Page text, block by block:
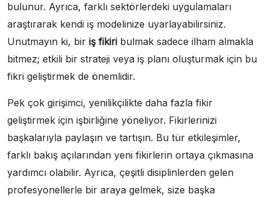
bulunur. Ayrıca, farklı sektörlerdeki uygulamaları
araştırarak kendi iş modelinize uyarlayabilirsiniz.
Unutmayın ki, bir iş fikiri bulmak sadece ilham almakla
bitmez; etkili bir strateji veya iş planı oluşturmak için bu
fikri geliştirmek de önemlidir.
Pek çok girişimci, yenilikçilikte daha fazla fikir
geliştirmek için işbirliğine yöneliyor. Fikirlerinizi
başkalarıyla paylaşın ve tartışın. Bu tür etkileşimler,
farklı bakış açılarından yeni fikirlerin ortaya çıkmasına
yardımcı olabilir. Ayrıca, çeşitli disiplinlerden gelen
profesyonellerle bir araya gelmek, size başka